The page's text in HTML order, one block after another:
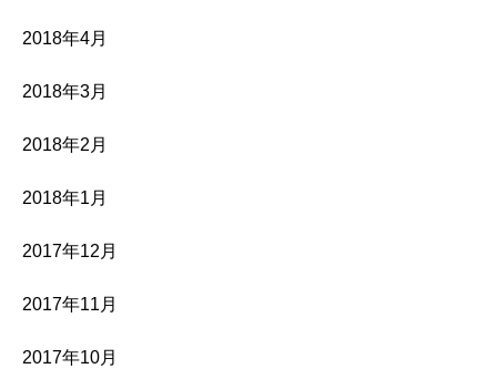
2018年4月
2018年3月
2018年2月
2018年1月
2017年12月
2017年11月
2017年10月